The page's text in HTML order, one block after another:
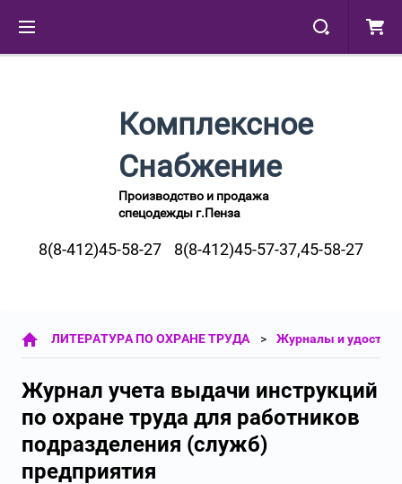
Комплексное
Снабжение
Производство и продажа
спецодежды г.Пенза
8(8-412)45-58-27 8(8-412)45-57-37,45-58-27
ЛИТЕРАТУРА ПО ОХРАНЕ ТРУДА Журналы и
Журнал учета выдачи инструкций
по охране труда для работников
подразделения (служб)
предприятия